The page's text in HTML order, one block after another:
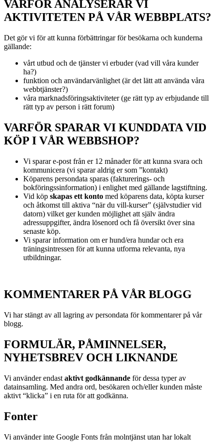
VARFÖR ANALYSERAR VI
AKTIVITETEN PÅ VÅR WEBBPLATS?
Det gör vi för att kunna förbättringar för besökarna och kunderna
gällande:
vårt utbud och de tjänster vi erbuder (vad vill våra kunder
ha?)
funktion och användarvänlighet (är det lätt att använda våra
webbtjänster?)
våra marknadsföringsaktiviteter (ge rätt typ av erbjudande till
rätt typ av person i rätt forum)
VARFÖR SPARAR VI KUNDDATA VID
KÖP I VÅR WEBBSHOP?
Vi sparar e-post från er 12 månader för att kunna svara och
kommunicera (vi sparar aldrig er som ”kontakt)
Köparens persondata sparas (fakturerings- och
bokföringssinformation) i enlighet med gällande lagstiftning.
Vid köp skapas ett konto med köparens data, köpta kurser
och åtkomst till aktiva “när du vill-kurser” (självstudier vid
datorn) vilket ger kunden möjlighet att själv ändra
adressuppgifter, ändra lösenord och få översikt över sina
senaste köp.
Vi sparar information om er hund/era hundar och era
träningsintressen för att kunna utforma relevanta, nya
utbildningar.
KOMMENTARER PÅ VÅR BLOGG
Vi har stängt av all lagring av persondata för kommentarer på vår
blogg.
FORMULÄR, PÅMINNELSER,
NYHETSBREV OCH LIKNANDE
Vi använder endast aktivt godkännande för dessa typer av
datainsamling. Med andra ord, besökaren och/eller kunden måste
aktivt “klicka” i en ruta för att godkänna.
Fonter
Vi använder inte Google Fonts från molntjänst utan har lokalt